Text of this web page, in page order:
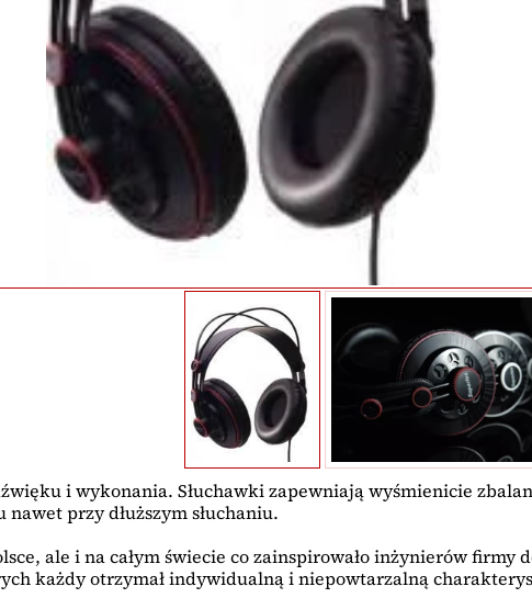
i wykonania. Słuchawki zapewniają wyśmienicie
przy dłuższym słuchaniu.
ale i na całym świecie co zainspirowało inżynierów firmy
każdy otrzymał indywidualną i niepowtarzalną